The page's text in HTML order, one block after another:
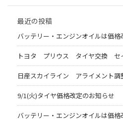
最近の投稿
バッテリー・エンジンオイルは価格
トヨタ プリウス タイヤ交換 セ
日産スカイライン アライメント調
9/1(火)タイヤ価格改定のお知らせ
バッテリー・エンジンオイルは価格